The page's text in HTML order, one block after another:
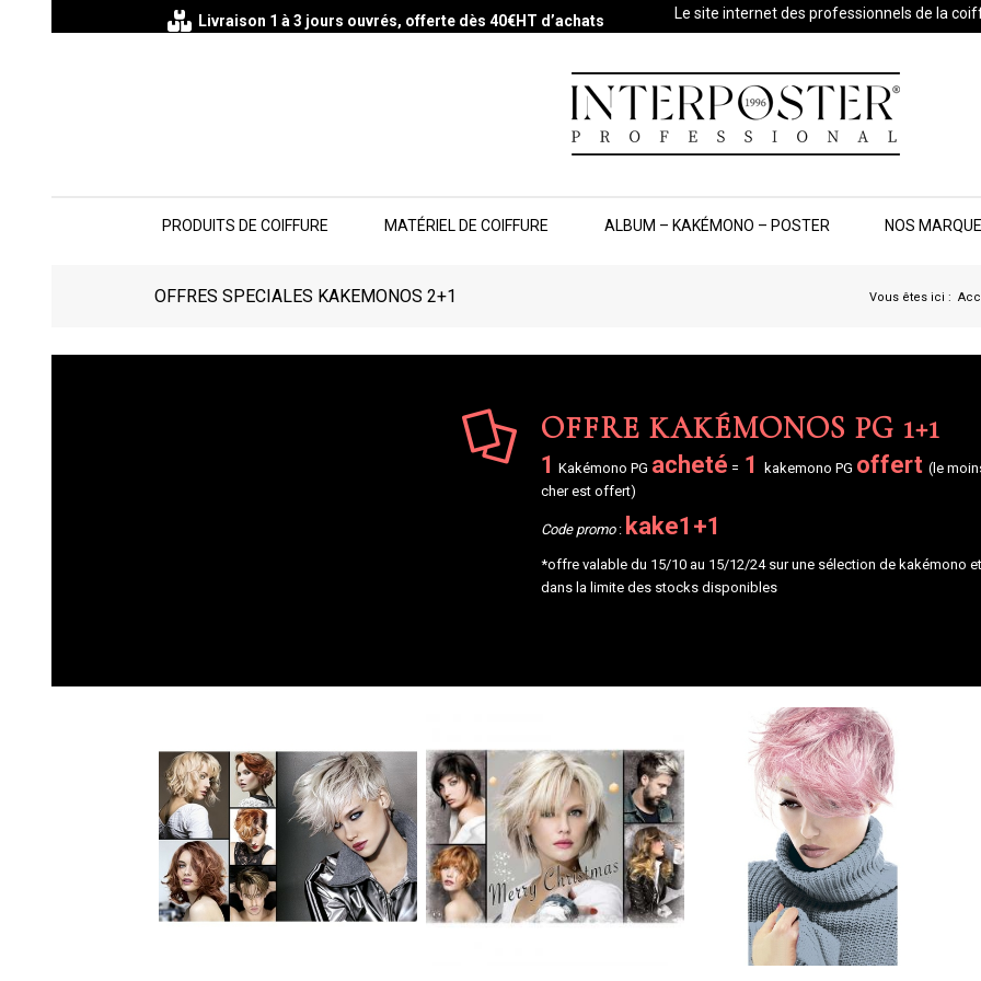
Livraison 1 à 3 jours ouvrés, offerte dès 40€HT d’achats Le site internet des professionnels de la
PRODUITS DE COIFFURE MATÉRIEL DE COIFFURE ALBUM – KAKÉMONO – POSTER NOS
OFFRES SPECIALES KAKEMONOS 2+1 Vous êtes ici :
OFFRE KAKÉMONOS PG 1+1
1 Kakémono PG acheté = 1kakemono PG offert(le
cher est offert)
Code promo: kake1+1
*offre valable du 15/10 au 15/12/24 sur une sélection de kakémono
dans la limite des stocks disponibles